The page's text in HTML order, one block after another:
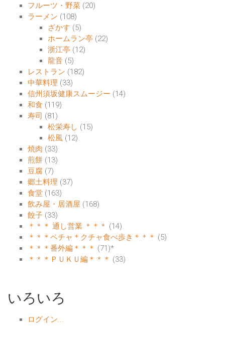
フルーツ・野菜 (20)
ラーメン (108)
ざかす (5)
ホームラン亭 (22)
浙江亭 (12)
龍音 (5)
レストラン (182)
中華料理 (33)
信州須坂健康スムージー (14)
和食 (119)
寿司 (81)
松栄寿し (15)
松風 (12)
焼肉 (33)
煎餅 (13)
豆腐 (7)
郷土料理 (37)
食堂 (163)
飲み屋・居酒屋 (168)
餃子 (33)
＊＊＊ 通し営業 ＊＊＊ (14)
＊＊＊ペチャ＊クチャ食べ歩き＊＊＊ (5)
＊＊＊番外編＊＊＊ (71)*
＊＊＊ＰＵＫＵ編＊＊＊ (33)
いろいろ
ログイン...